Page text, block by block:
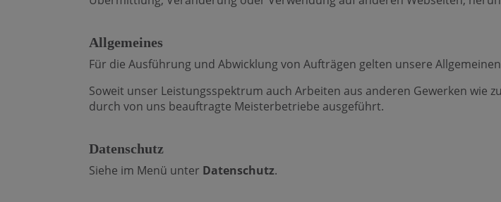
Allgemeines
Für die Ausführung und Abwicklung von Aufträgen gelten unsere
Soweit unser Leistungsspektrum auch Arbeiten aus anderen Gewerken wie
durch von uns beauftragte Meisterbetriebe ausgeführt.
Datenschutz
Siehe im Menü unter Datenschutz.